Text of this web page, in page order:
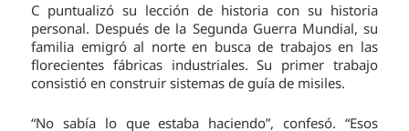
C puntualizó su lección de historia con su historia
personal. Después de la Segunda Guerra Mundial, su
familia emigró al norte en busca de trabajos en las
florecientes fábricas industriales. Su primer trabajo
consistió en construir sistemas de guía de misiles.
“No sabía lo que estaba haciendo”, confesó. “Esos